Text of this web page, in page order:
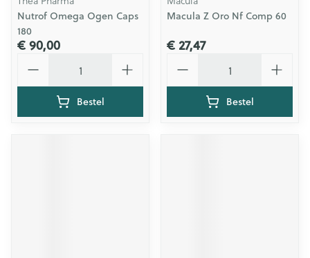
Nutrof Omega Ogen Caps
180
€ 90,00
Bestel
Macula Z Oro Nf Comp 60
€ 27,47
Bestel